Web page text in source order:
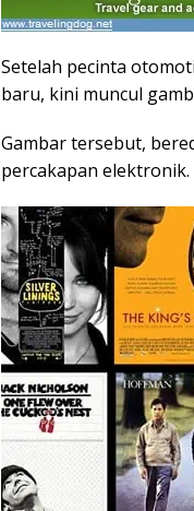
Setelah pecinta
baru, kini muncul
Gambar tersebut,
percakapan elektronik.